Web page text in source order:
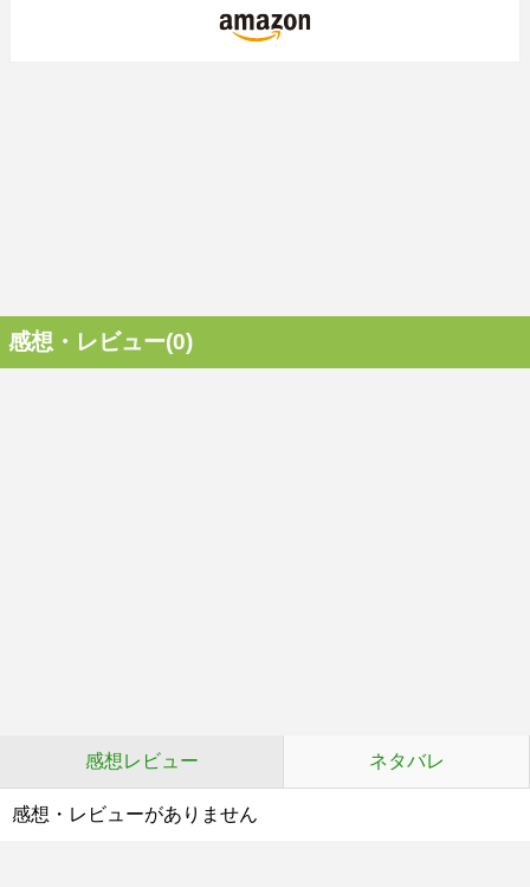
感想・レビュー(0)
感想レビュー ネタバレ
感想・レビューがありません